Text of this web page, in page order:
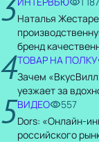
Наталья
бренд
4ТОВАР НА ПОЛКУ
Зачем
уезжает за
5ВИДЕО
557
Dors: «Онлайн-
российского